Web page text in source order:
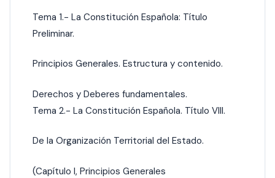
Tema 1.- La Constitución Española: Título
Preliminar.
Principios Generales. Estructura y contenido.
Derechos y Deberes fundamentales.
Tema 2.- La Constitución Española. Título VIII.
De la Organización Territorial del Estado.
(Capítulo I, Principios Generales